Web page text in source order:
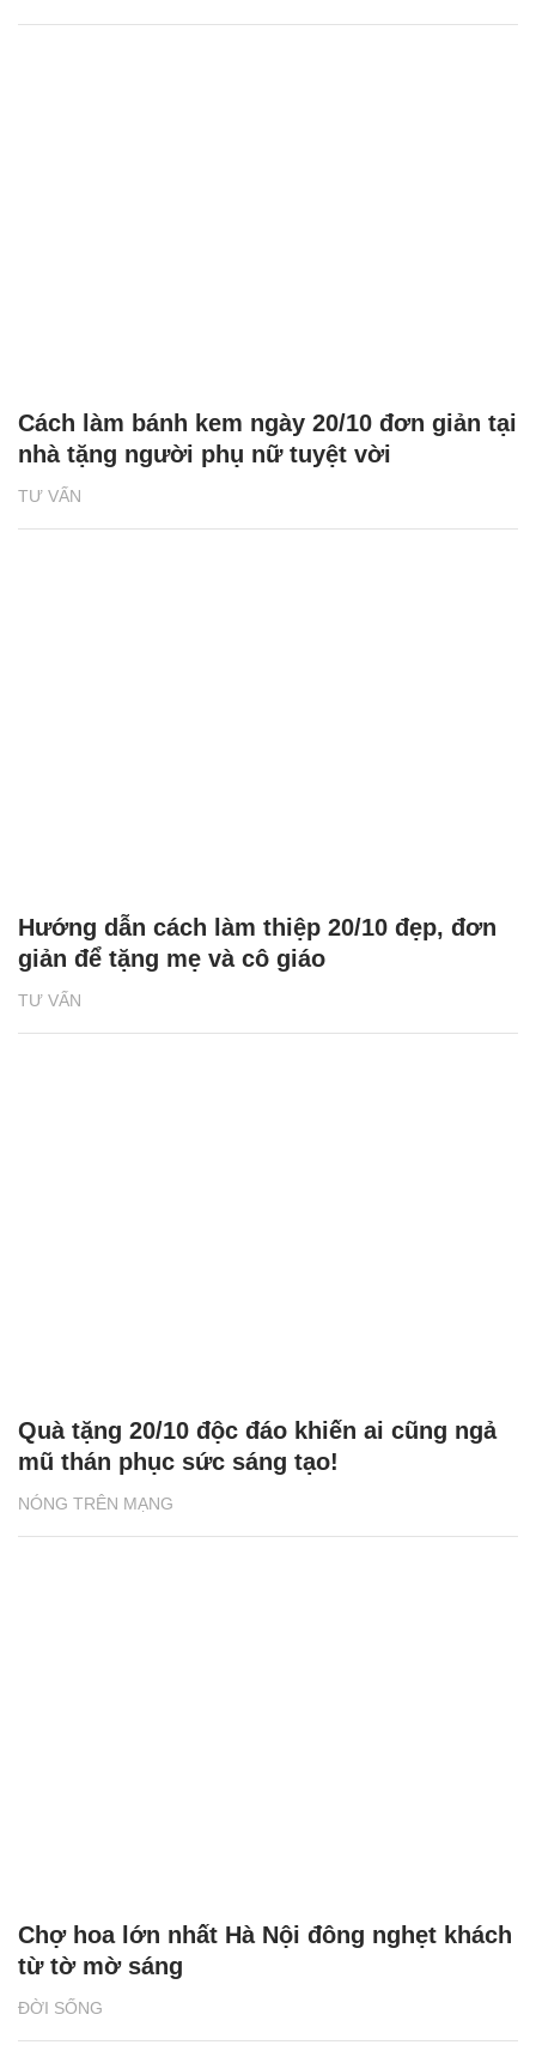
TƯ VẤN
Cách làm bánh kem ngày 20/10 đơn giản tại
nhà tặng người phụ nữ tuyệt vời
TƯ VẤN
Hướng dẫn cách làm thiệp 20/10 đẹp, đơn
giản để tặng mẹ và cô giáo
NÓNG TRÊN MẠNG
Quà tặng 20/10 độc đáo khiến ai cũng ngả
mũ thán phục sức sáng tạo!
ĐỜI SỐNG
Chợ hoa lớn nhất Hà Nội đông nghẹt khách
từ tờ mờ sáng